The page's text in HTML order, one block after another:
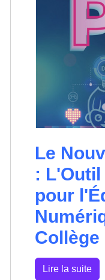
Le
:
pour
Collège
Lire la suite